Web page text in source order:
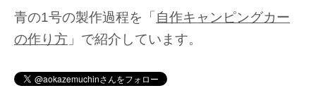
青の1号の製作過程を「自作キャンピングカー
の作り方 」で紹介しています。